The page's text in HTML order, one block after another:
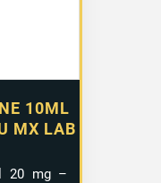
10ML
MX LAB
20 mg –